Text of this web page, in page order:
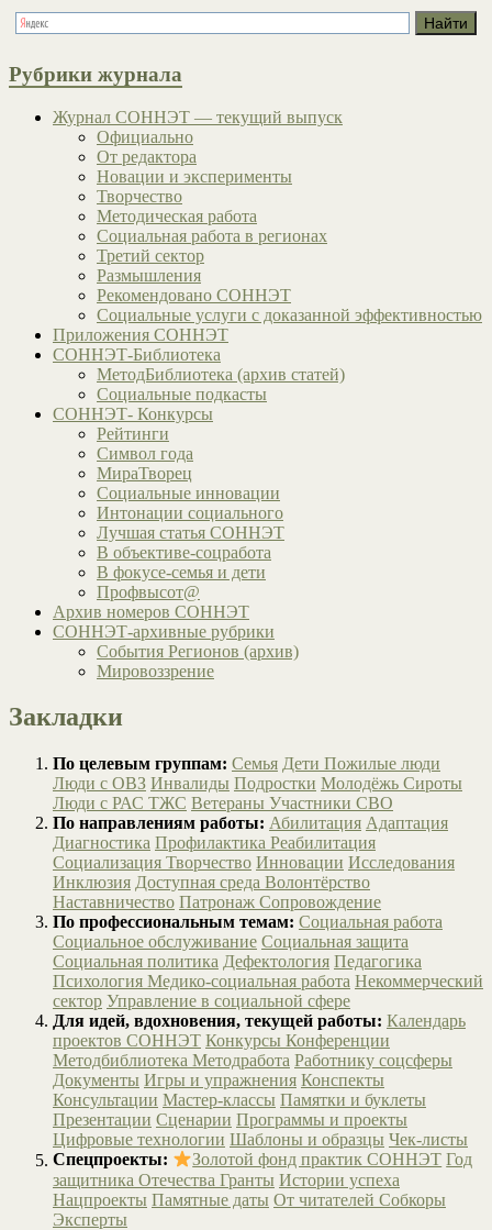
Рубрики журнала
Журнал СОННЭТ — текущий выпуск
Официально
От редактора
Новации и эксперименты
Творчество
Методическая работа
Социальная работа в регионах
Третий сектор
Размышления
Рекомендовано СОННЭТ
Социальные услуги с доказанной эффективностью
Приложения СОННЭТ
СОННЭТ-Библиотека
МетодБиблиотека (архив статей)
Социальные подкасты
СОННЭТ- Конкурсы
Рейтинги
Символ года
МираТворец
Социальные инновации
Интонации социального
Лучшая статья СОННЭТ
В объективе-соцработа
В фокусе-семья и дети
Профвысот@
Архив номеров СОННЭТ
СОННЭТ-архивные рубрики
События Регионов (архив)
Мировоззрение
Закладки
По целевым группам: Семья Дети Пожилые люди
Люди с ОВЗ Инвалиды Подростки Молодёжь Сироты
Люди с РАС ТЖС Ветераны Участники СВО
По направлениям работы: Абилитация Адаптация
Диагностика Профилактика Реабилитация
Социализация Творчество Инновации Исследования
Инклюзия Доступная среда Волонтёрство
Наставничество Патронаж Сопровождение
По профессиональным темам: Социальная работа
Социальное обслуживание Социальная защита
Социальная политика Дефектология Педагогика
Психология Медико-социальная работа Некоммерческий
сектор Управление в социальной сфере
Для идей, вдохновения, текущей работы: Календарь
проектов СОННЭТ Конкурсы Конференции
Методбиблиотека Методработа Работнику соцсферы
Документы Игры и упражнения Конспекты
Консультации Мастер-классы Памятки и буклеты
Презентации Сценарии Программы и проекты
Цифровые технологии Шаблоны и образцы Чек-листы
Спецпроекты:
Золотой фонд практик СОННЭТ Год
защитника Отечества Гранты Истории успеха
Нацпроекты Памятные даты От читателей Собкоры
Эксперты